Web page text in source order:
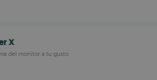
X
del monitor a tu gusto